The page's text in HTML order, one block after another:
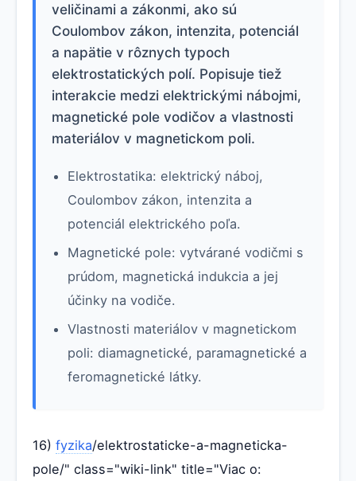
veličinami a zákonmi, ako sú
Coulombov zákon, intenzita, potenciál
a napätie v rôznych typoch
elektrostatických polí. Popisuje tiež
interakcie medzi elektrickými nábojmi,
magnetické pole vodičov a vlastnosti
materiálov v magnetickom poli.
Elektrostatika: elektrický náboj,
Coulombov zákon, intenzita a
potenciál elektrického poľa.
Magnetické pole: vytvárané vodičmi s
prúdom, magnetická indukcia a jej
účinky na vodiče.
Vlastnosti materiálov v magnetickom
poli: diamagnetické, paramagnetické a
feromagnetické látky.
16) fyzika/elektrostaticke-a-magneticka-
pole/" class="wiki-link" title="Viac o: